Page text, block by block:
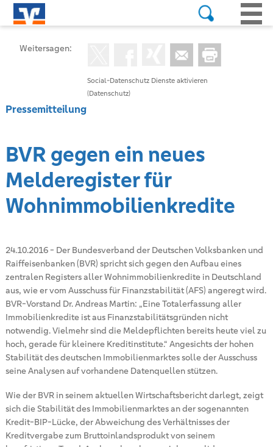
Social-Datenschutz Dienste aktivieren
(Datenschutz)
Weitersagen:
Pressemitteilung
BVR gegen ein neues
Melderegister für
Wohnimmobilienkredite
24.10.2016- Der Bundesverband der Deutschen Volksbanken und
Raiffeisenbanken (BVR) spricht sich gegen den Aufbau eines
zentralen Registers aller Wohnimmobilienkredite in Deutschland
aus, wie er vom Ausschuss für Finanzstabilität (AFS) angeregt wird.
BVR-Vorstand Dr. Andreas Martin: „Eine Totalerfassung aller
Immobilienkredite ist aus Finanzstabilitätsgründen nicht
notwendig. Vielmehr sind die Meldepflichten bereits heute viel zu
hoch, gerade für kleinere Kreditinstitute.“ Angesichts der hohen
Stabilität des deutschen Immobilienmarktes solle der Ausschuss
seine Analysen auf vorhandene Datenquellen stützen.
Wie der BVR in seinem aktuellen Wirtschaftsbericht darlegt, zeigt
sich die Stabilität des Immobilienmarktes an der sogenannten
Kredit-BIP-Lücke, der Abweichung des Verhältnisses der
Kreditvergabe zum Bruttoinlandsprodukt von seinem